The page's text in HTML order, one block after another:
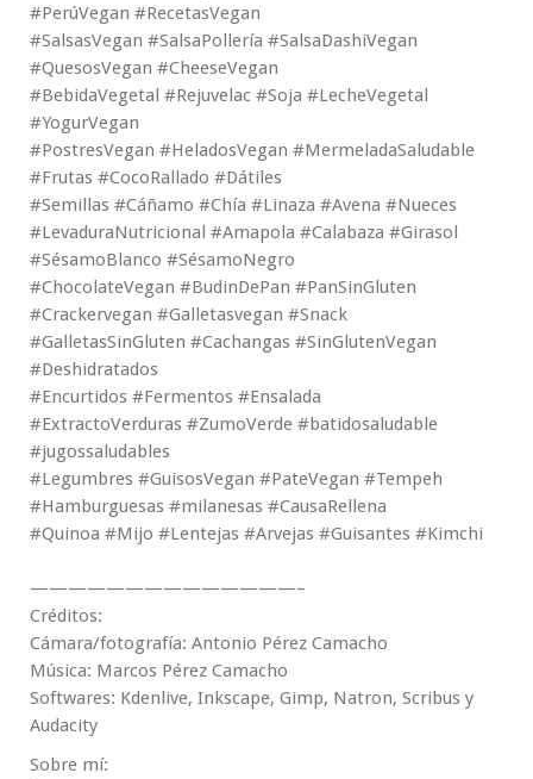
#PerúVegan #RecetasVegan
#SalsasVegan #SalsaPollería #SalsaDashiVegan
#QuesosVegan #CheeseVegan
#BebidaVegetal #Rejuvelac #Soja #LecheVegetal
#YogurVegan
#PostresVegan #HeladosVegan #MermeladaSaludable
#Frutas #CocoRallado #Dátiles
#Semillas #Cáñamo #Chía #Linaza #Avena #Nueces
#LevaduraNutricional #Amapola #Calabaza #Girasol
#SésamoBlanco #SésamoNegro
#ChocolateVegan #BudinDePan #PanSinGluten
#Crackervegan #Galletasvegan #Snack
#GalletasSinGluten #Cachangas #SinGlutenVegan
#Deshidratados
#Encurtidos #Fermentos #Ensalada
#ExtractoVerduras #ZumoVerde #batidosaludable
#jugossaludables
#Legumbres #GuisosVegan #PateVegan #Tempeh
#Hamburguesas #milanesas #CausaRellena
#Quinoa #Mijo #Lentejas #Arvejas #Guisantes #Kimchi
——————————————–
Créditos:
Cámara/fotografía: Antonio Pérez Camacho
Música: Marcos Pérez Camacho
Softwares: Kdenlive, Inkscape, Gimp, Natron, Scribus y
Audacity
Sobre mí: